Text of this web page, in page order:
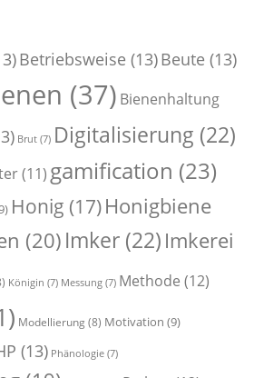
Betriebsweise (13)Beute (13)
(37) Bienenhaltung
Brut (7) Digitalisierung (22)
(11) gamification (23)
Honig (17)Honigbiene
(20)Imker (22) Imkerei
Königin (7) Messung (7) Methode (12)
Modellierung(8) Motivation (9)
(13) Phänologie (7)